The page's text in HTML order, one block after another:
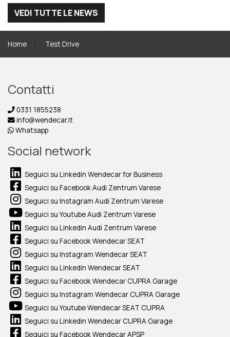
VEDI TUTTE LE NEWS
Home Test Drive
Contatti
0331 1855238
info@wendecar.it
Whatsapp
Social network
Seguici su Linkedin Wendecar for Business
Seguici su Facebook Audi Zentrum Varese
Seguici su Instagram Audi Zentrum Varese
Seguici su Youtube Audi Zentrum Varese
Seguici su Linkedin Audi Zentrum Varese
Seguici su Facebook Wendecar SEAT
Seguici su Instagram Wendecar SEAT
Seguici su Linkedin Wendecar SEAT
Seguici su Facebook Wendecar CUPRA Garage
Seguici su Instagram Wendecar CUPRA Garage
Seguici su Youtube Wendecar SEAT CUPRA
Seguici su Linkedin Wendecar CUPRA Garage
Seguici su Facebook Wendecar APSP